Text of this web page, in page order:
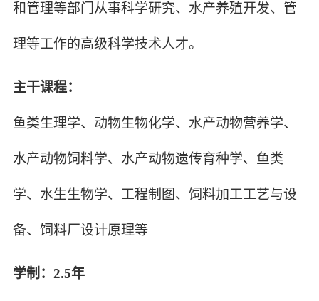
和管理等部门从事科学研究、水产养殖开发、管
理等工作的高级科学技术人才。
主干课程：
鱼类生理学、动物生物化学、水产动物营养学、
水产动物饲料学、水产动物遗传育种学、鱼类
学、水生生物学、工程制图、饲料加工工艺与设
备、饲料厂设计原理等
学制：2.5年